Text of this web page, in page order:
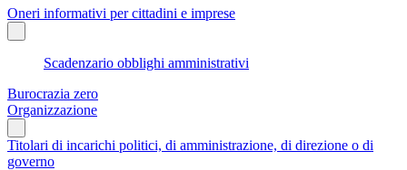
Oneri informativi per cittadini e imprese
Scadenzario obblighi amministrativi
Burocrazia zero
Organizzazione
Titolari di incarichi politici, di amministrazione, di direzione o di
governo